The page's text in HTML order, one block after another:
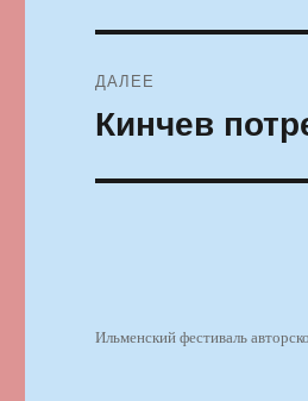
ДАЛЕЕ
Следующая
Кинчев
Ильменский фестиваль